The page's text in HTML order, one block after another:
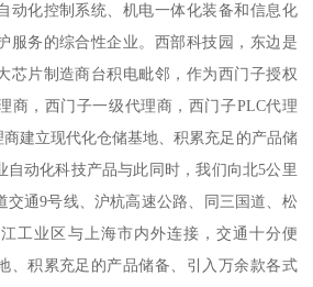
动化控制系统、机电一体化装备和信息化
服务的综合性企业。西部科技园，东边是
芯片制造商台积电毗邻，作为西门子授权
商，西门子一级代理商，西门子PLC代理
建立现代化仓储基地、积累充足的产品储
自动化科技产品与此同时，我们向北5公里
交通9号线、沪杭高速公路、同三国道、松
工业区与上海市内外连接，交通十分便
、积累充足的产品储备、引入万余款各式